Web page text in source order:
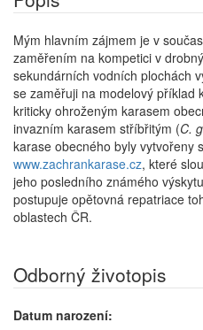
Mým hlavním zájmem je v
zaměřením na kompetici v
sekundárních vodních plochách
se zaměřuji na modelový příklad
kriticky ohroženým karasem
invazním karasem stříbřitým (C.
karase obecného byly vytvořeny
www.zachrankarase.cz, které
jeho posledního známého
postupuje opětovná repatriace
oblastech ČR.
Odborný životopis
Datum narození: